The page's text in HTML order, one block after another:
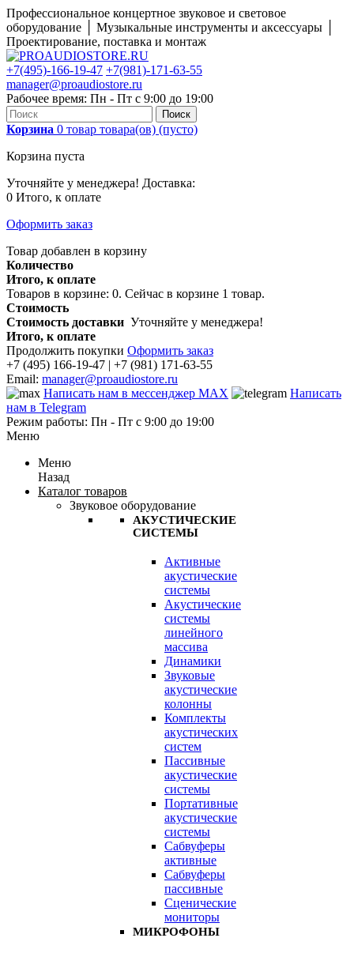
Профессиональное концертное звуковое и световое
оборудование │ Музыкальные инструменты и аксессуары │
Проектирование, поставка и монтаж
+7(495)-166-19-47 +7(981)-171-63-55
manager@proaudiostore.ru
Рабочее время: Пн - Пт с 9:00 до 19:00
Поиск
Корзина 0 товар товара(ов) (пусто)
Корзина пуста
Уточняйте у менеджера! Доставка:
0 Итого, к оплате
Оформить заказ
Товар добавлен в корзину
Количество
Итого, к оплате
Товаров в корзине: 0. Сейчас в корзине 1 товар.
Стоимость
Стоимость доставки Уточняйте у менеджера!
Итого, к оплате
Продолжить покупки Оформить заказ
+7 (495) 166-19-47 | +7 (981) 171-63-55
Email: manager@proaudiostore.ru
Написать нам в мессенджер MAX
Написать
нам в Telegram
Режим работы: Пн - Пт с 9:00 до 19:00
Меню
Меню
Назад
Каталог товаров
Звуковое оборудование
АКУСТИЧЕСКИЕ
СИСТЕМЫ
Активные
акустические
системы
Акустические
системы
линейного
массива
Динамики
Звуковые
акустические
колонны
Комплекты
акустических
систем
Пассивные
акустические
системы
Портативные
акустические
системы
Сабвуферы
активные
Сабвуферы
пассивные
Сценические
мониторы
МИКРОФОНЫ